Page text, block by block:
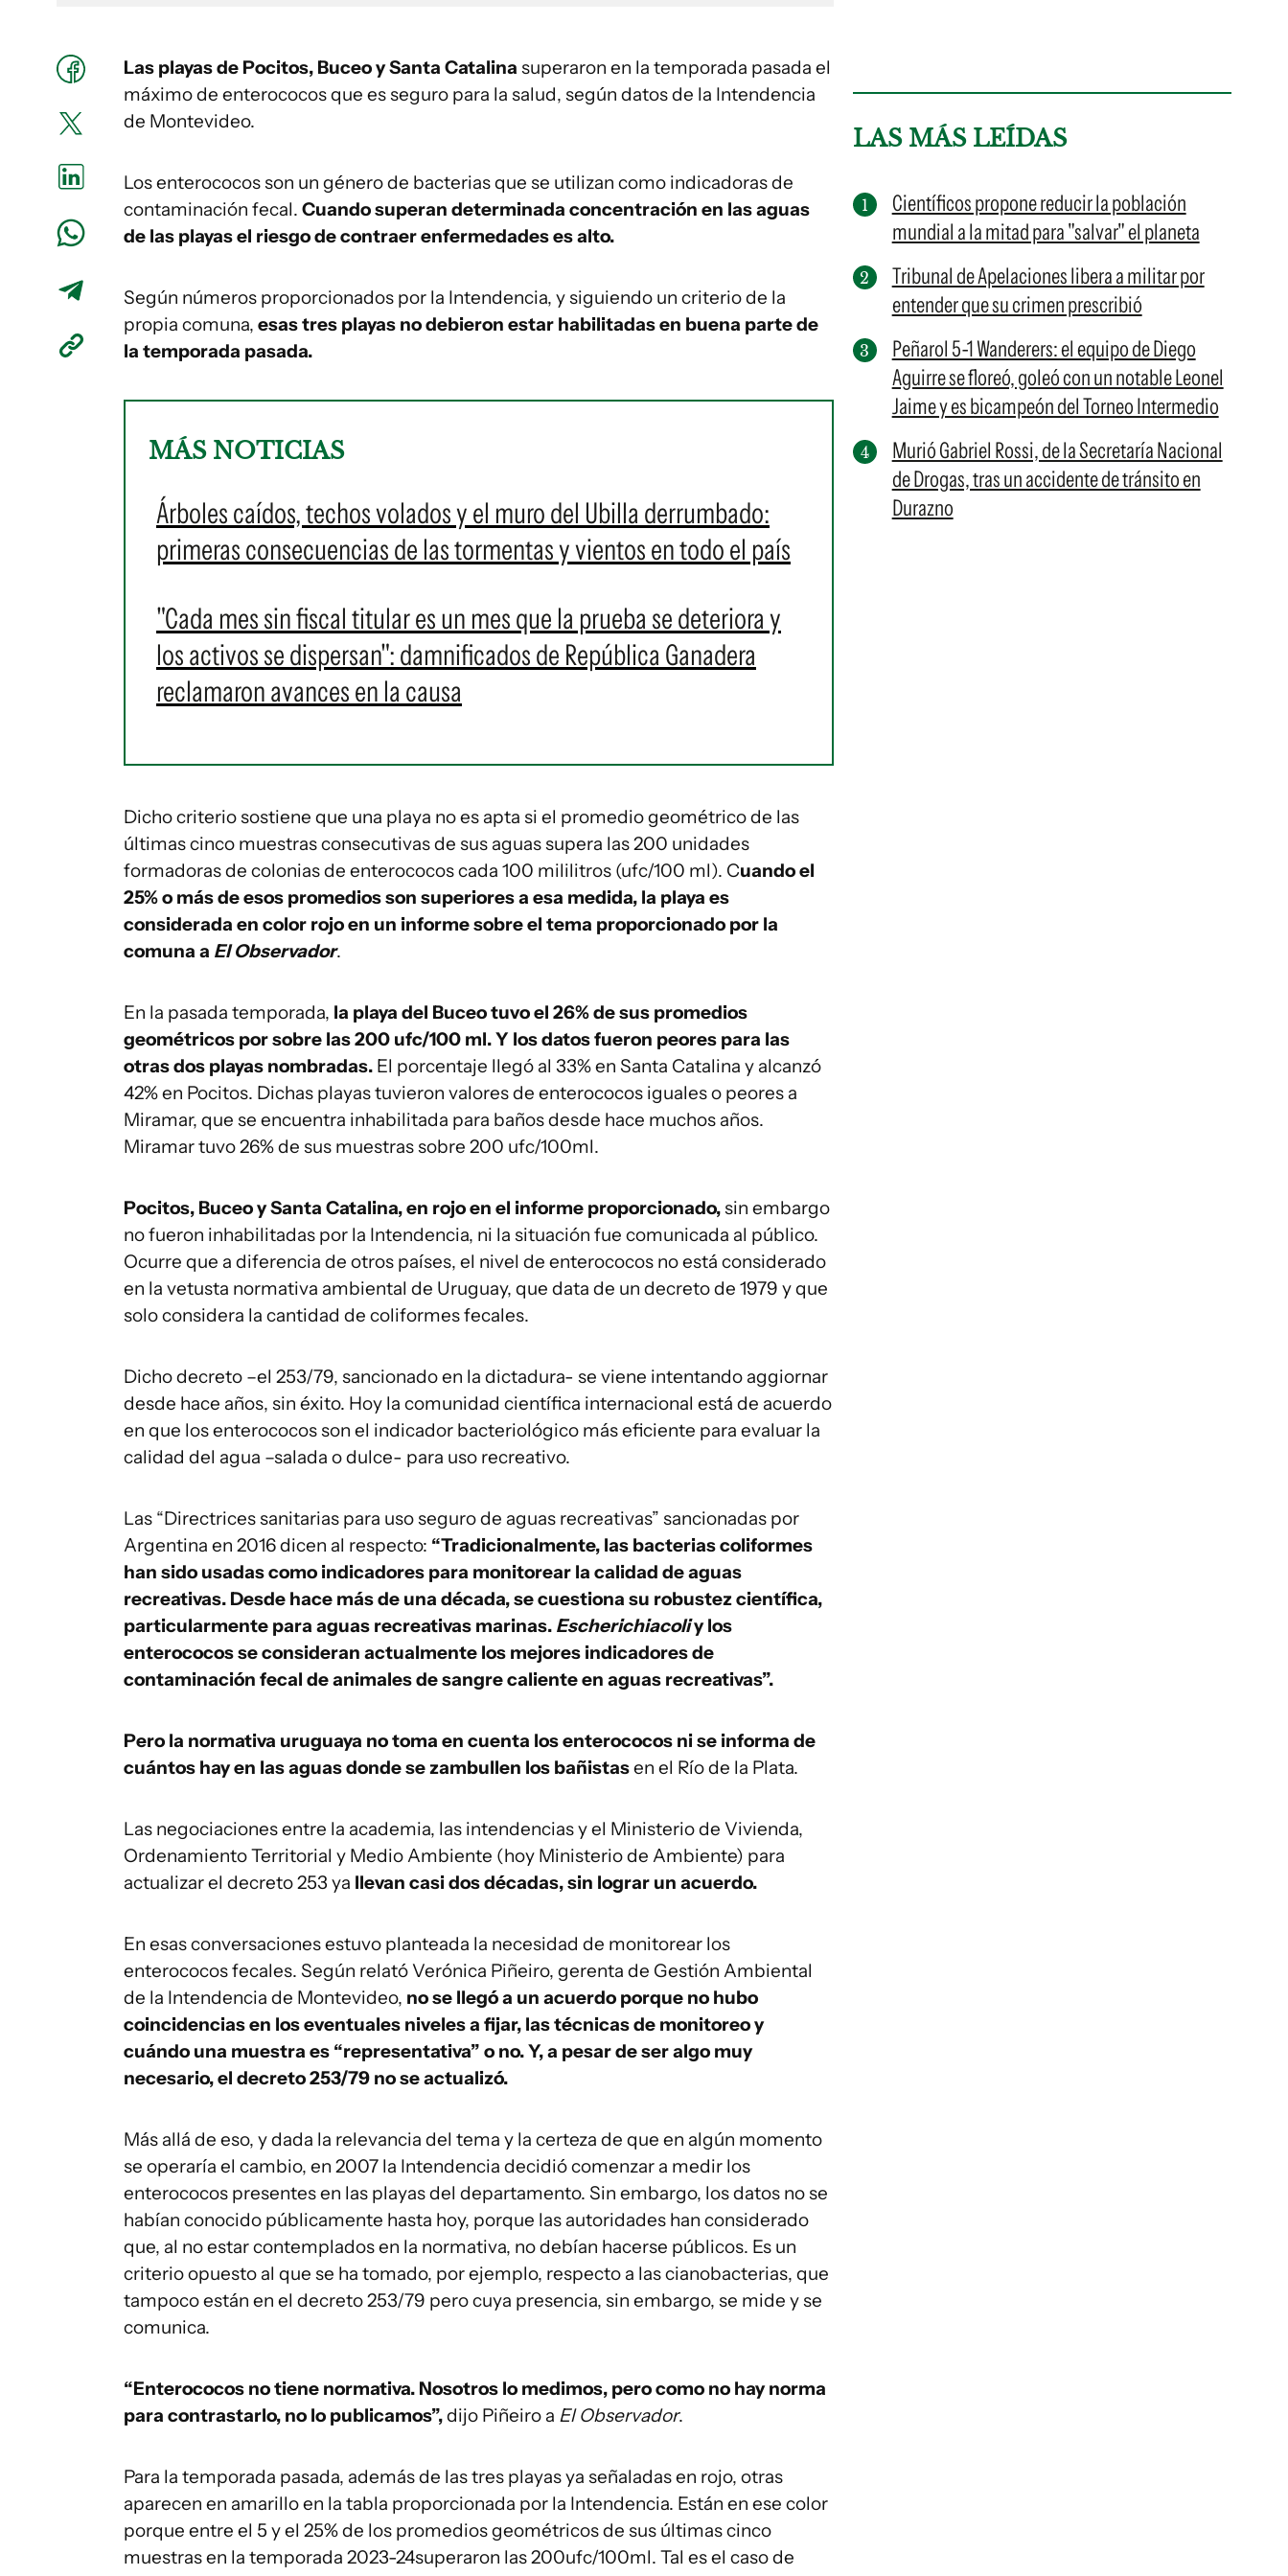
Las playas de Pocitos, Buceo y Santa Catalina superaron en la temporada pasada el
máximo de enterococos que es seguro para la salud, según datos de la Intendencia
de Montevideo.
Los enterococos son un género de bacterias que se utilizan como indicadoras de
contaminación fecal. Cuando superan determinada concentración en las aguas
de las playas el riesgo de contraer enfermedades es alto.
Según números proporcionados por la Intendencia, y siguiendo un criterio de la
propia comuna, esas tres playas no debieron estar habilitadas en buena parte de
la temporada pasada.
MÁS NOTICIAS
Árboles caídos, techos volados y el muro del Ubilla derrumbado:
primeras consecuencias de las tormentas y vientos en todo el país
"Cada mes sin fiscal titular es un mes que la prueba se deteriora y
los activos se dispersan": damnificados de República Ganadera
reclamaron avances en la causa
Dicho criterio sostiene que una playa no es apta si el promedio geométrico de las
últimas cinco muestras consecutivas de sus aguas supera las 200 unidades
formadoras de colonias de enterococos cada 100 mililitros (ufc/100 ml). Cuando el
25% o más de esos promedios son superiores a esa medida, la playa es
considerada en color rojo en un informe sobre el tema proporcionado por la
comuna a El Observador.
En la pasada temporada, la playa del Buceo tuvo el 26% de sus promedios
geométricos por sobre las 200 ufc/100 ml. Y los datos fueron peores para las
otras dos playas nombradas. El porcentaje llegó al 33% en Santa Catalina y alcanzó
42% en Pocitos. Dichas playas tuvieron valores de enterococos iguales o peores a
Miramar, que se encuentra inhabilitada para baños desde hace muchos años.
Miramar tuvo 26% de sus muestras sobre 200 ufc/100ml.
Pocitos, Buceo y Santa Catalina, en rojo en el informe proporcionado,sin embargo
no fueron inhabilitadas por la Intendencia, ni la situación fue comunicada al público.
Ocurre que a diferencia de otros países, el nivel de enterococos no está considerado
en la vetusta normativa ambiental de Uruguay, que data de un decreto de 1979 y que
solo considera la cantidad de coliformes fecales.
Dicho decreto –el 253/79, sancionado en la dictadura- se viene intentando aggiornar
desde hace años, sin éxito. Hoy la comunidad científica internacional está de acuerdo
en que los enterococos son el indicador bacteriológico más eficiente para evaluar la
calidad del agua –salada o dulce- para uso recreativo.
Las “Directrices sanitarias para uso seguro de aguas recreativas” sancionadas por
Argentina en 2016 dicen al respecto: “Tradicionalmente, las bacterias coliformes
han sido usadas como indicadores para monitorear la calidad de aguas
recreativas. Desde hace más de una década, se cuestiona su robustez científica,
particularmente para aguas recreativas marinas. Escherichiacoliy los
enterococos se consideran actualmente los mejores indicadores de
contaminación fecal de animales de sangre caliente en aguas recreativas”.
Pero la normativa uruguaya no toma en cuenta los enterococos ni se informa de
cuántos hay en las aguas donde se zambullen los bañistasen el Río de la Plata.
Las negociaciones entre la academia, las intendencias y el Ministerio de Vivienda,
Ordenamiento Territorial y Medio Ambiente (hoy Ministerio de Ambiente) para
actualizar el decreto 253 ya llevan casi dos décadas, sin lograr un acuerdo.
En esas conversaciones estuvo planteada la necesidad de monitorear los
enterococos fecales. Según relató Verónica Piñeiro, gerenta de Gestión Ambiental
de la Intendencia de Montevideo, no se llegó a un acuerdo porque no hubo
coincidencias en los eventuales niveles a fijar, las técnicas de monitoreo y
cuándo una muestra es “representativa” o no. Y, a pesar de ser algo muy
necesario, el decreto 253/79 no se actualizó.
Más allá de eso, y dada la relevancia del tema y la certeza de que en algún momento
se operaría el cambio, en 2007 la Intendencia decidió comenzar a medir los
enterococos presentes en las playas del departamento. Sin embargo, los datos no se
habían conocido públicamente hasta hoy, porque las autoridades han considerado
que, al no estar contemplados en la normativa, no debían hacerse públicos. Es un
criterio opuesto al que se ha tomado, por ejemplo, respecto a las cianobacterias, que
tampoco están en el decreto 253/79 pero cuya presencia, sin embargo, se mide y se
comunica.
“Enterococos no tiene normativa. Nosotros lo medimos, pero como no hay norma
para contrastarlo, no lo publicamos”,dijo Piñeiro a El Observador.
Para la temporada pasada, además de las tres playas ya señaladas en rojo, otras
aparecen en amarillo en la tabla proporcionada por la Intendencia. Están en ese color
porque entre el 5 y el 25% de los promedios geométricos de sus últimas cinco
muestras en la temporada 2023-24superaron las 200ufc/100ml. Tal es el caso de
LAS MÁS LEÍDAS
Científicos propone reducir la población
mundial a la mitad para "salvar" el planeta
Tribunal de Apelaciones libera a militar por
entender que su crimen prescribió
Peñarol 5-1 Wanderers: el equipo de Diego
Aguirre se floreó, goleó con un notable Leonel
Jaime y es bicampeón del Torneo Intermedio
Murió Gabriel Rossi, de la Secretaría Nacional
de Drogas, tras un accidente de tránsito en
Durazno